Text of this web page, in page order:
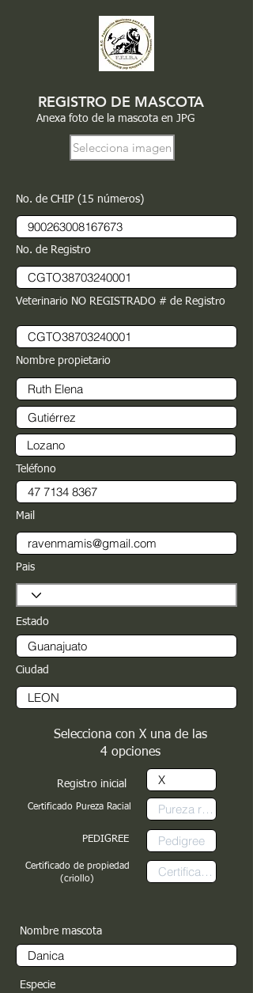
REGISTRO DE MASCOTA
Anexa foto de la mascota en JPG
Selecciona imagen
No. de CHIP (15 números)
No. de Registro
Veterinario NO REGISTRADO # de Registro
Nombre propietario
Teléfono
Mail
Pais
Estado
Ciudad
Registro inicial
Certificado Pureza Racial
PEDIGREE
Selecciona con X una de las
4 opciones
Certificado de propiedad
(criollo)
Nombre mascota
Especie